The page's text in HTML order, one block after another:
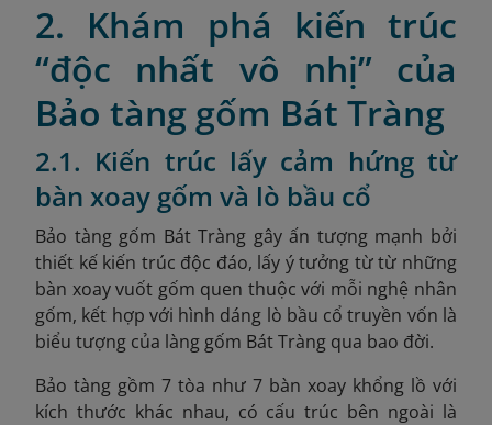
2. Khám phá kiến trúc
“độc nhất vô nhị” của
Bảo tàng gốm Bát Tràng
2.1. Kiến trúc lấy cảm hứng từ
bàn xoay gốm và lò bầu cổ
Bảo tàng gốm Bát Tràng gây ấn tượng mạnh bởi
thiết kế kiến trúc độc đáo, lấy ý tưởng từ từ những
bàn xoay vuốt gốm quen thuộc với mỗi nghệ nhân
gốm, kết hợp với hình dáng lò bầu cổ truyền vốn là
biểu tượng của làng gốm Bát Tràng qua bao đời.
Bảo tàng gồm 7 tòa như 7 bàn xoay khổng lồ với
kích thước khác nhau, có cấu trúc bên ngoài là